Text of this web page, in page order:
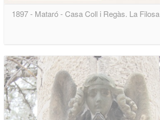
1897 - Mataró - Casa Coll i Regàs. La Filosa